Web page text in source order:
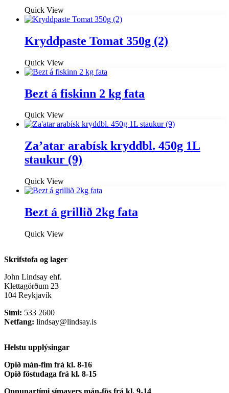
Quick View
Kryddpaste Tomat 350g (2)
Quick View
Bezt á fiskinn 2 kg fata
Quick View
Za’atar arabísk kryddbl. 450g 1L
staukur (9)
Quick View
Bezt á grillið 2kg fata
Quick View
Skrifstofa og lager
John Lindsay ehf.
Klettagörðum 23
104 Reykjavík
Sími: 533 2600
Netfang: lindsay@lindsay.is
Helstu upplýsingar
Opið mán-fim frá kl. 8-16
Opið föstudaga frá kl. 8-15
Opnunartími símavers mán-fös frá kl. 9-14